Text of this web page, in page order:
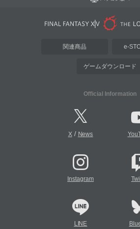
関連商品 e-
ゲームダウンロード
Official Information
X/ News
Instagram
LINE